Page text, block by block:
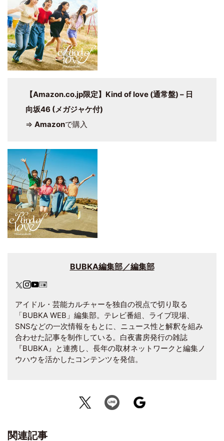
【Amazon.co.jp限定】Kind of love (通常盤) – 日
向坂46 (メガジャケ付)
⇒ Amazonで購入
BUBKA編集部／編集部
アイドル・芸能カルチャーを独自の視点で切り取る
「BUBKA WEB」編集部。テレビ番組、ライブ現場、
SNSなどの一次情報をもとに、ニュース性と解釈を組み
合わせた記事を制作している。白夜書房発行の雑誌
『BUBKA』と連携し、長年の取材ネットワークと編集ノ
ウハウを活かしたコンテンツを発信。
関連記事